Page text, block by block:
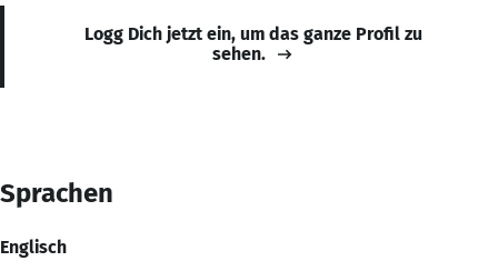
Logg Dich jetzt ein, um das ganze Profil zu
sehen.
Sprachen
Englisch